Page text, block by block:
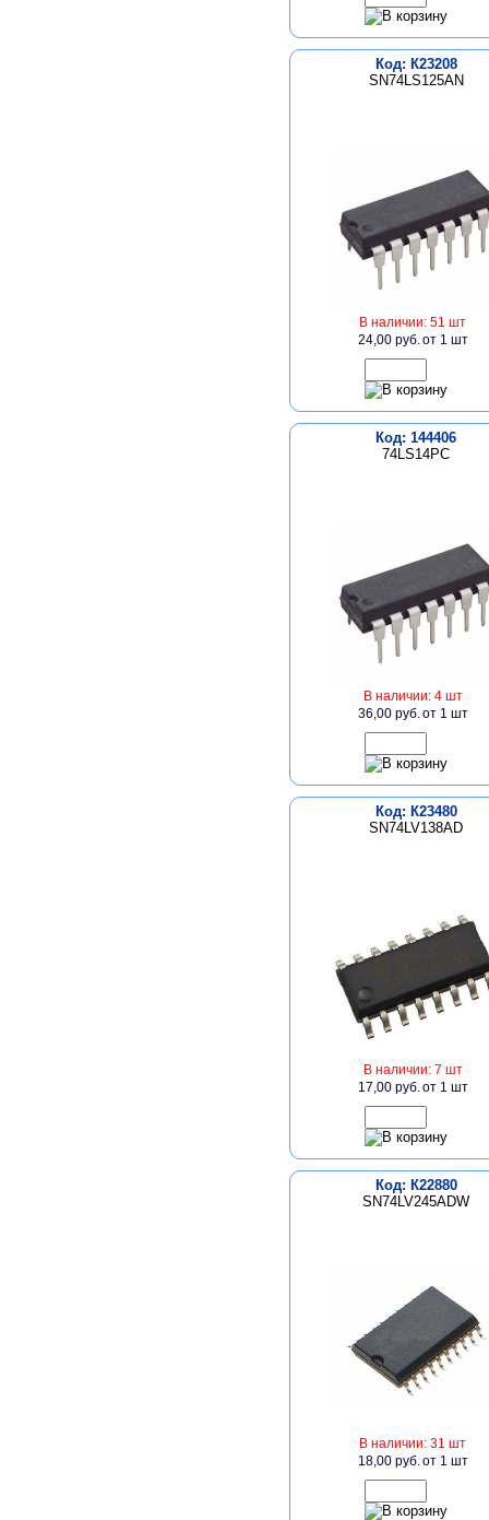
Код: К23208
SN74LS125AN
В наличии: 51 шт
24,00 руб.от 1 шт
Код: 144406
74LS14PC
В наличии: 4 шт
36,00 руб.от 1 шт
Код: К23480
SN74LV138AD
В наличии: 7 шт
17,00 руб.от 1 шт
Код: К22880
SN74LV245ADW
В наличии: 31 шт
18,00 руб.от 1 шт